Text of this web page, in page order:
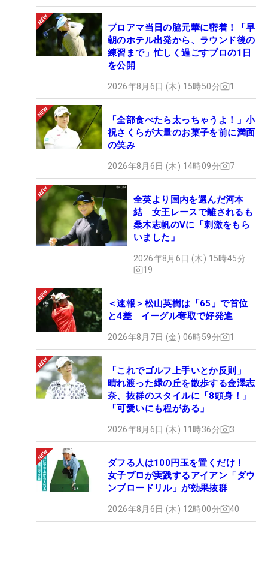
プロアマ当日の脇元華に密着！「早
朝のホテル出発から、ラウンド後の
練習まで」忙しく過ごすプロの1日
を公開
2026年8月6日 (木) 15時50分 1
「全部食べたら太っちゃうよ！」小
祝さくらが大量のお菓子を前に満面
の笑み
2026年8月6日 (木) 14時09分 7
全英より国内を選んだ河本
結 女王レースで離されるも
桑木志帆のVに「刺激をもら
いました」
2026年8月6日 (木) 15時45分
19
＜速報＞松山英樹は「65」で首位
と4差 イーグル奪取で好発進
2026年8月7日 (金) 06時59分 1
「これでゴルフ上手いとか反則」
晴れ渡った緑の丘を散歩する金澤志
奈、抜群のスタイルに「8頭身！」
「可愛いにも程がある」
2026年8月6日 (木) 11時36分 3
ダフる人は100円玉を置くだけ！
女子プロが実践するアイアン「ダウ
ンブロードリル」が効果抜群
2026年8月6日 (木) 12時00分 40